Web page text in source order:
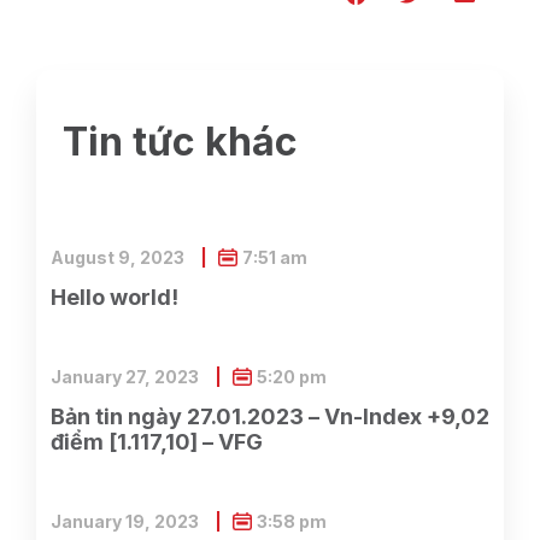
Tin tức khác
Hello world!
August 9, 2023 7:51 am
Bản tin ngày 27.01.2023 – Vn-Index +9,02
điểm [1.117,10] – VFG
January 27, 2023 5:20 pm
January 19, 2023 3:58 pm